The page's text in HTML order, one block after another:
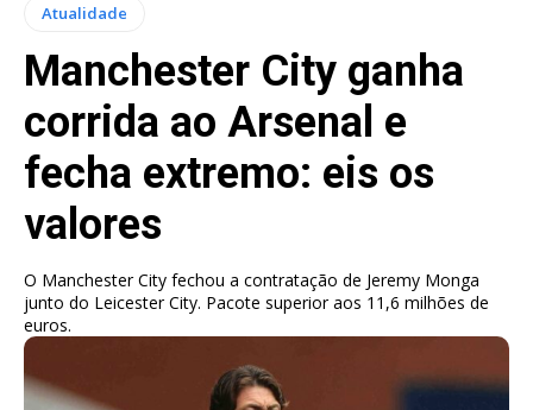
Atualidade
Manchester City ganha
corrida ao Arsenal e
fecha extremo: eis os
valores
O Manchester City fechou a contratação de Jeremy Monga
junto do Leicester City. Pacote superior aos 11,6 milhões de
euros.